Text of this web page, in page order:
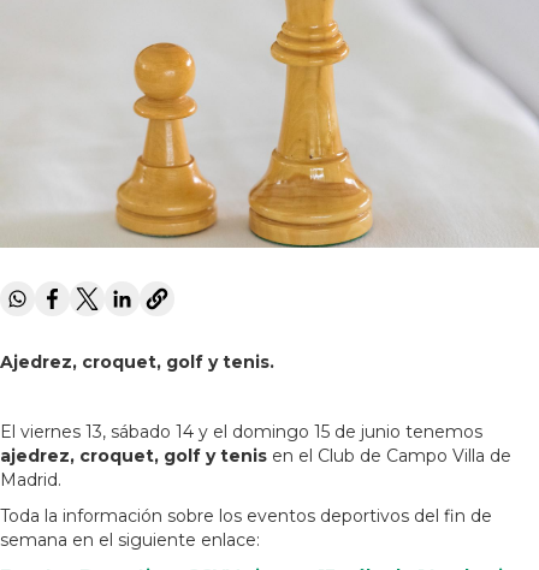
Ajedrez, croquet, golf y tenis.
El viernes 13, sábado 14 y el domingo 15 de junio tenemos
ajedrez, croquet, golf y tenis en el Club de Campo Villa de
Madrid.
Toda la información sobre los eventos deportivos del fin de
semana en el siguiente enlace: